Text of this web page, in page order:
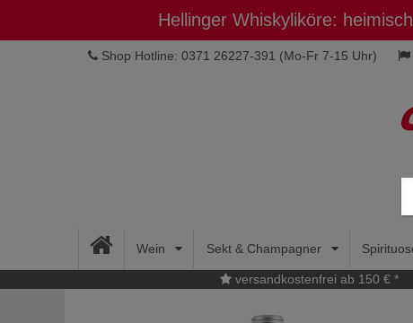
Hellinger Whiskyliköre:
Shop Hotline: 0371 26227-391 (Mo-Fr 7-15 Uhr)
Wein Sekt & Champagner
versandkostenfrei ab 150 € *